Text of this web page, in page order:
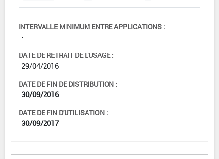
INTERVALLE MINIMUM ENTRE APPLICATIONS :
-
DATE DE RETRAIT DE L'USAGE :
29/04/2016
DATE DE FIN DE DISTRIBUTION :
30/09/2016
DATE DE FIN D'UTILISATION :
30/09/2017